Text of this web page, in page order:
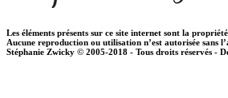
Les éléments présents sur ce site internet sont la
Aucune reproduction ou utilisation n’est autorisée sans
Stéphanie Zwicky © 2005-2018 - Tous droits réservés -